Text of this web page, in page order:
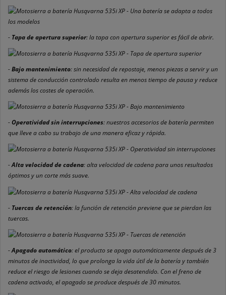
- Tapa de apertura superior: la tapa con apertura superior es fácil de abrir.
-Bajo mantenimiento: sin necesidad de repostaje, menos piezas a servir y un
sistema de conducción controlado resulta en menos tiempo de pausa y reduce
además los costes de operación.
-Operatividad sin interrupciones: nuestros accesorios de batería permiten
que lleve a cabo su trabajo de una manera eficaz y rápida.
-Alta velocidad de cadena: alta velocidad de cadena para unos resultados
óptimos y un corte más suave.
- Tuercas de retención: la función de retención previene que se pierdan las
tuercas.
-Apagado automático: el producto se apaga automáticamente después de 3
minutos de inactividad, lo que prolonga la vida útil de la batería y también
reduce el riesgo de lesiones cuando se deja desatendido. Con el freno de
cadena activado, el apagado se produce después de 30 minutos.